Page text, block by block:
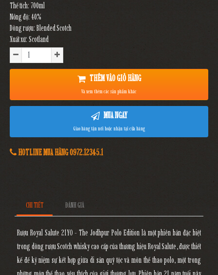
Thể tích: 700ml
Nồng độ: 40%
Dòng rượu: Blended Scotch
Xuất xứ: Scotland
THÊM VÀO GIỎ HÀNG
Và xem thêm các sản phẩm khác
MUA NGAY
Giao hàng tận nơi hoặc nhận tại cửa hàng
HOTLINE MUA HÀNG 0972.12345.1
CHI TIẾT ĐÁNH GIÁ
Rượu Royal Salute 21YO - The Jodhpur Polo Edition là một phiên bản đặc biệt
trong dòng rượuScotch whiskycao cấp của thương hiệu Royal Salute, được thiết
kế để kỷ niệm sự kết hợp giữa di sản quý tộc và môn thể thao polo, một trong